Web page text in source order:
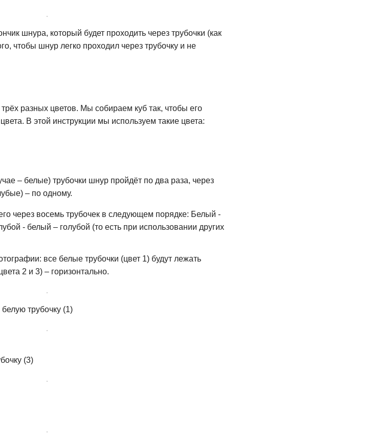
шнура, который будет проходить через трубочки (как
чтобы шнур легко проходил через трубочку и не
разных цветов. Мы собираем куб так, чтобы его
В этой инструкции мы используем такие цвета:
– белые) трубочки шнур пройдёт по два раза, через
– по одному.
через восемь трубочек в следующем порядке: Белый -
- белый – голубой (то есть при использовании других
все белые трубочки (цвет 1) будут лежать
2 и 3) – горизонтально.
трубочку (1)
(3)